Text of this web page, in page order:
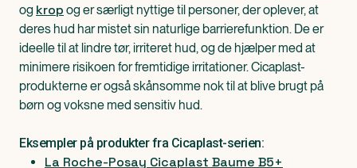
og krop og er særligt nyttige til personer, der oplever, at
deres hud har mistet sin naturlige barrierefunktion. De er
ideelle til at lindre tør, irriteret hud, og de hjælper med at
minimere risikoen for fremtidige irritationer. Cicaplast-
produkterne er også skånsomme nok til at blive brugt på
børn og voksne med sensitiv hud.
Eksempler på produkter fra Cicaplast-serien:
La Roche-Posay Cicaplast Baume B5+